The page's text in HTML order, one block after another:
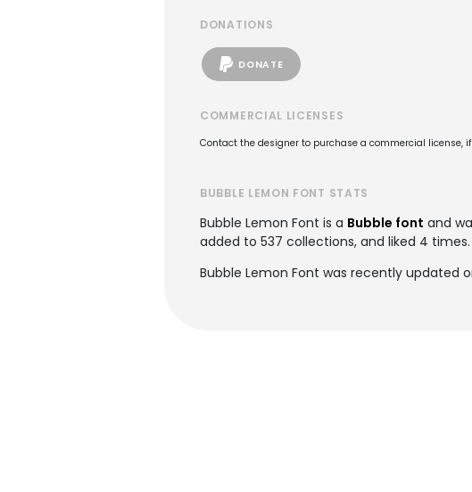
DONATIONS
DONATE
COMMERCIAL LICENSES
Contact the designer to purchase a commercial license,
BUBBLE LEMON FONT STATS
Bubble Lemon Font is a Bubble font and
added to 537 collections, and liked 4 times.
Bubble Lemon Font was recently updated